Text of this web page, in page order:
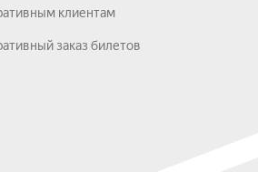
клиентам
заказ билетов